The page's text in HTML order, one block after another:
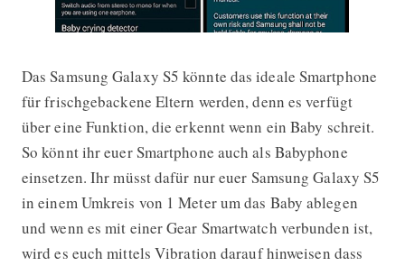
Samsung Galaxy S5 kann nun auch
Das Samsung Galaxy S5 könnte das ideale Smartphone
für frischgebackene Eltern werden, denn es verfügt
über eine Funktion, die erkennt wenn ein Baby schreit.
So könnt ihr euer Smartphone auch als Babyphone
einsetzen. Ihr müsst dafür nur euer Samsung Galaxy S5
in einem Umkreis von 1 Meter um das Baby ablegen
und wenn es mit einer Gear Smartwatch verbunden ist,
wird es euch mittels Vibration darauf hinweisen dass